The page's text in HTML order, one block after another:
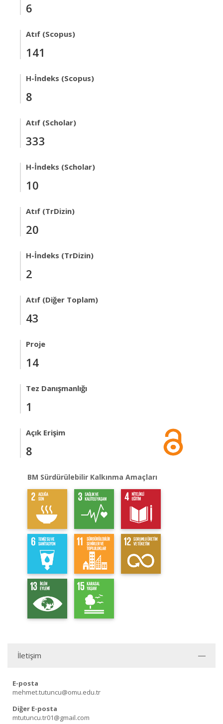
6
Atıf (Scopus)
141
H-İndeks (Scopus)
8
Atıf (Scholar)
333
H-İndeks (Scholar)
10
Atıf (TrDizin)
20
H-İndeks (TrDizin)
2
Atıf (Diğer Toplam)
43
Proje
14
Tez Danışmanlığı
1
Açık Erişim
8
BM Sürdürülebilir Kalkınma Amaçları
İletişim
E-posta
mehmet.tutuncu@omu.edu.tr
Diğer E-posta
mtutuncu.tr01@gmail.com